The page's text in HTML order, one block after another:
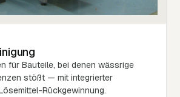
für Bauteile, bei denen wässrige
stößt — mit integrierter
Rückgewinnung.